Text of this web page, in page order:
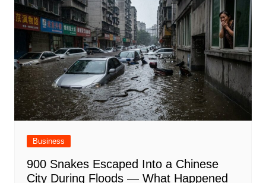
Business
900 Snakes Escaped Into a Chinese
City During Floods — What Happened